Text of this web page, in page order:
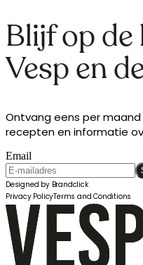
Blijf op de
Vesp en
Ontvang eens per
recepten en informatie
Email
Designed by Brandclick
Privacy PolicyTerms and Conditions